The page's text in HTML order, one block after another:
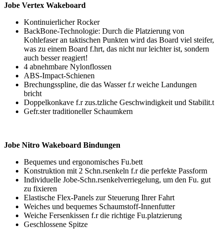
Jobe Vertex Wakeboard
Kontinuierlicher Rocker
BackBone-Technologie: Durch die Platzierung von
Kohlefaser an taktischen Punkten wird das Board viel steifer,
was zu einem Board f.hrt, das nicht nur leichter ist, sondern
auch besser reagiert!
4 abnehmbare Nylonflossen
ABS-Impact-Schienen
Brechungsspline, die das Wasser f.r weiche Landungen
bricht
Doppelkonkave f.r zus.tzliche Geschwindigkeit und Stabilit.t
Gefr.ster traditioneller Schaumkern
Jobe Nitro Wakeboard Bindungen
Bequemes und ergonomisches Fu.bett
Konstruktion mit 2 Schn.rsenkeln f.r die perfekte Passform
Individuelle Jobe-Schn.rsenkelverriegelung, um den Fu. gut
zu fixieren
Elastische Flex-Panels zur Steuerung Ihrer Fahrt
Weiches und bequemes Schaumstoff-Innenfutter
Weiche Fersenkissen f.r die richtige Fu.platzierung
Geschlossene Spitze